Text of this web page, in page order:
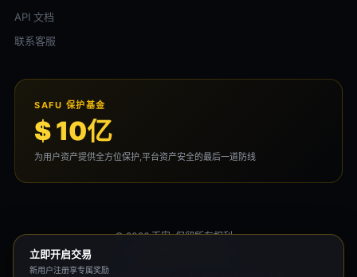
API 文档
联系客服
SAFU 保护基金
$ 10亿
为用户资产提供全方位保护,平台资产安全的最后一道防线
© 2026 币安. 保留所有权利。
立即开启交易
新用户注册享专属奖励